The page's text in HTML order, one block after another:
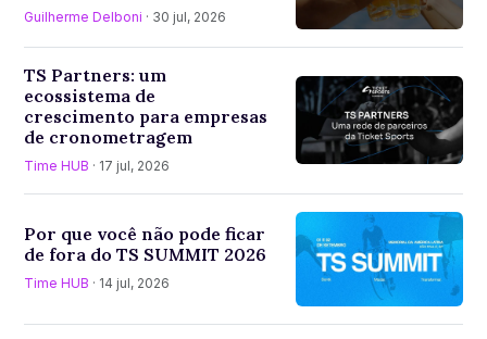
Guilherme Delboni · 30 jul, 2026
TS Partners: um
ecossistema de
crescimento para empresas
de cronometragem
Time HUB · 17 jul, 2026
Por que você não pode ficar
de fora do TS SUMMIT 2026
Time HUB · 14 jul, 2026